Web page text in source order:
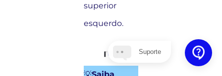
superior
esquerdo.
Suporte